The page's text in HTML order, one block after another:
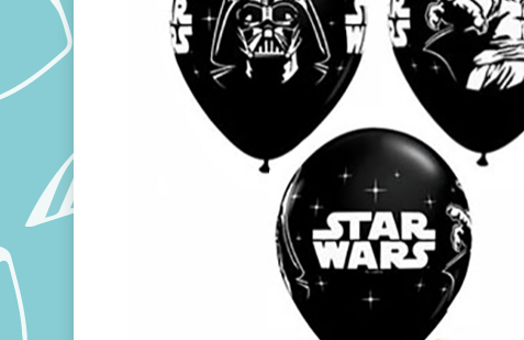
Hit enter to search or ESC to close